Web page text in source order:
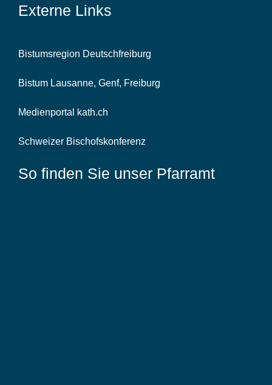
Externe Links
Bistumsregion Deutschfreiburg
Bistum Lausanne, Genf, Freiburg
Medienportal kath.ch
Schweizer Bischofskonferenz
So finden Sie unser Pfarramt